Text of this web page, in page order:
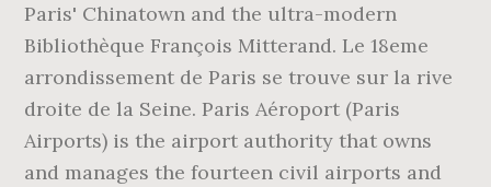
Paris' Chinatown and the ultra-modern
Bibliothèque François Mitterand. Le 18eme
arrondissement de Paris se trouve sur la rive
droite de la Seine. Paris Aéroport (Paris
Airports) is the airport authority that owns
and manages the fourteen civil airports and